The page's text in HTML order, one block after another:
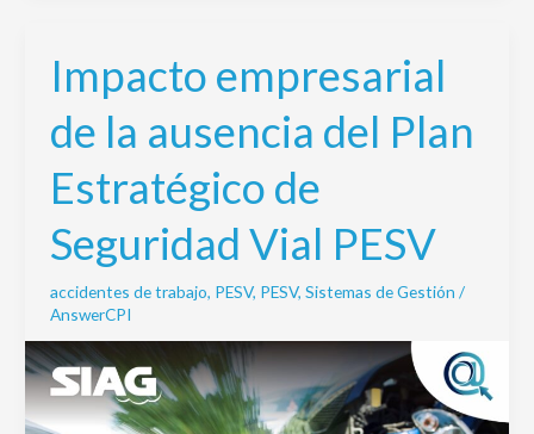
Impacto empresarial
de la ausencia del Plan
Estratégico de
Seguridad Vial PESV
accidentes de trabajo, PESV, PESV, Sistemas de Gestión /
AnswerCPI
Impacto
empresarial
de
la
ausencia
del
Plan
Estratégico
de
Vial
PESV